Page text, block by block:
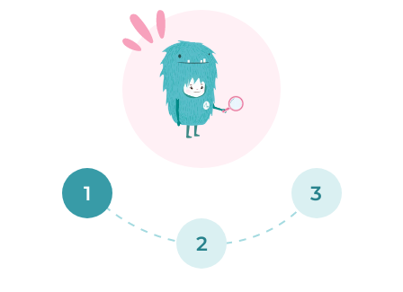
1
2
3